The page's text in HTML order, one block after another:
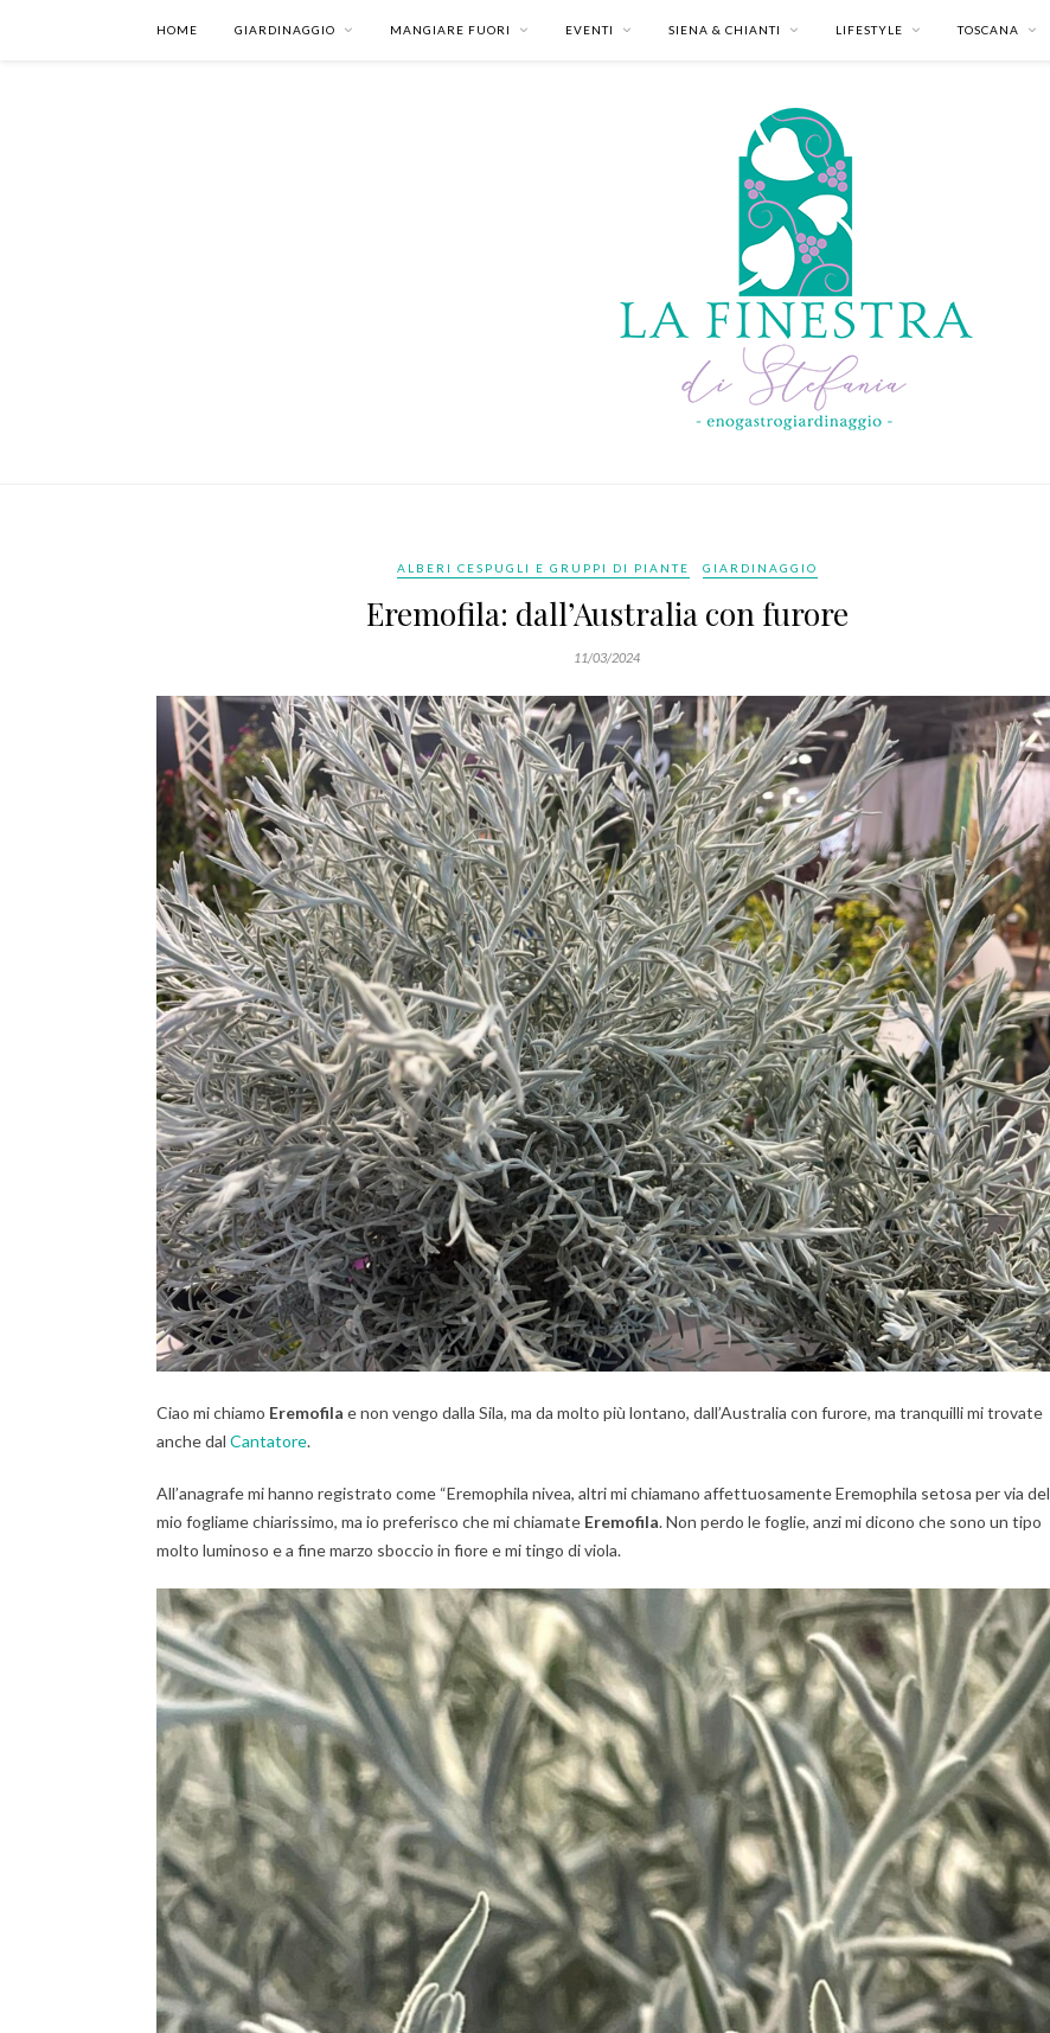
HOME GIARDINAGGIO MANGIARE FUORI EVENTI SIENA & CHIANTI LIFESTYLE TOSCANA
ALBERI CESPUGLI E GRUPPI DI PIANTE GIARDINAGGIO
Eremofila: dall’Australia con furore
11/03/2024
Ciao mi chiamo Eremofila e non vengo dalla Sila, ma da molto più lontano, dall’Australia con furore, ma tranquilli mi trovate
anche dal Cantatore.
All’anagrafe mi hanno registrato come “Eremophila nivea, altri mi chiamano affettuosamente Eremophila setosa per via del
mio fogliame chiarissimo, ma io preferisco che mi chiamate Eremofila. Non perdo le foglie, anzi mi dicono che sono un tipo
molto luminoso e a fine marzo sboccio in fiore e mi tingo di viola.